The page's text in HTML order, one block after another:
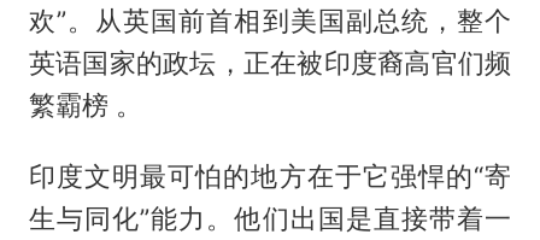
欢”。从英国前首相到美国副总统，整个
英语国家的政坛，正在被印度裔高官们频
繁霸榜 。
印度文明最可怕的地方在于它强悍的“寄
生与同化”能力。他们出国是直接带着一